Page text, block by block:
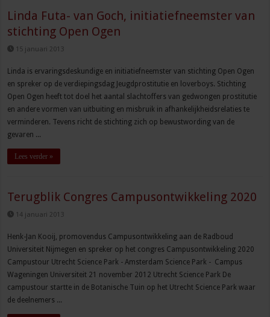
Linda Futa- van Goch, initiatiefneemster van
stichting Open Ogen
15 januari 2013
Linda is ervaringsdeskundige en initiatiefneemster van stichting Open Ogen
en spreker op de verdiepingsdag Jeugdprostitutie en loverboys. Stichting
Open Ogen heeft tot doel het aantal slachtoffers van gedwongen prostitutie
en andere vormen van uitbuiting en misbruik in afhankelijkheidsrelaties te
verminderen. Tevens richt de stichting zich op bewustwording van de
gevaren ...
Lees verder »
Terugblik Congres Campusontwikkeling 2020
14 januari 2013
Henk-Jan Kooij, promovendus Campusontwikkeling aan de Radboud
Universiteit Nijmegen en spreker op het congres Campusontwikkeling 2020
Campustour Utrecht Science Park - Amsterdam Science Park - Campus
Wageningen Universiteit 21 november 2012 Utrecht Science Park De
campustour startte in de Botanische Tuin op het Utrecht Science Park waar
de deelnemers ...